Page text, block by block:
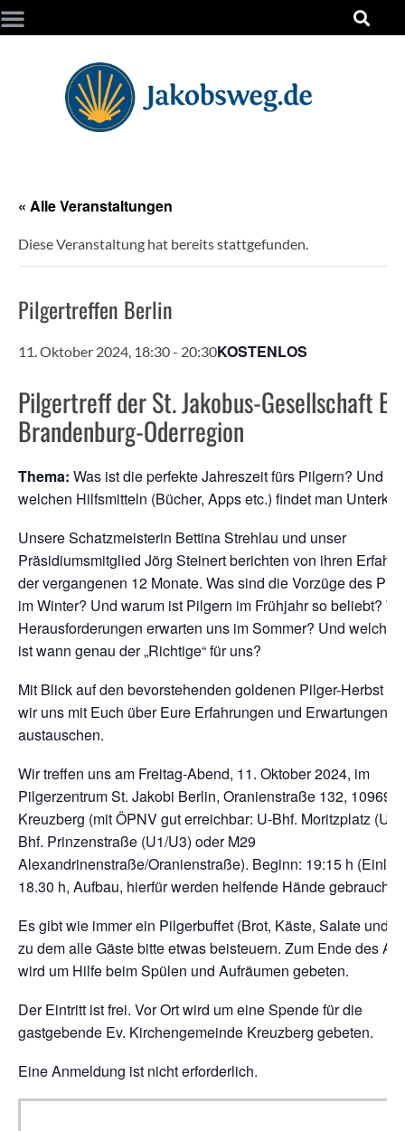
« Alle Veranstaltungen
Diese Veranstaltung hat bereits stattgefunden.
Pilgertreffen Berlin
11. Oktober 2024, 18:30- 20:30KOSTENLOS
Pilgertreff der St. Jakobus-Gesellschaft
Brandenburg-Oderregion
Thema: Was ist die perfekte Jahreszeit fürs Pilgern? Und mit
welchen Hilfsmitteln (Bücher, Apps etc.) findet man
Unsere Schatzmeisterin Bettina Strehlau und unser
Präsidiumsmitglied Jörg Steinert berichten von ihren
der vergangenen 12 Monate. Was sind die Vorzüge des
im Winter? Und warum ist Pilgern im Frühjahr so beliebt?
Herausforderungen erwarten uns im Sommer? Und welcher
ist wann genau der „Richtige“ für uns?
Mit Blick auf den bevorstehenden goldenen Pilger-Herbst
wir uns mit Euch über Eure Erfahrungen und Erwartungen
austauschen.
Wir treffen uns am Freitag-Abend, 11. Oktober 2024, im
Pilgerzentrum St. Jakobi Berlin, Oranienstraße 132, 10969
Kreuzberg (mit ÖPNV gut erreichbar: U-Bhf. Moritzplatz
Bhf. Prinzenstraße (U1/U3) oder M29
Alexandrinenstraße/Oranienstraße). Beginn: 19:15 h
18.30 h, Aufbau, hierfür werden helfende Hände gebraucht).
Es gibt wie immer ein Pilgerbuffet (Brot, Käste, Salate und
zu dem alle Gäste bitte etwas beisteuern. Zum Ende des
wird um Hilfe beim Spülen und Aufräumen gebeten.
Der Eintritt ist frei. Vor Ort wird um eine Spende für die
gastgebende Ev. Kirchengemeinde Kreuzberg gebeten.
Eine Anmeldung ist nicht erforderlich.